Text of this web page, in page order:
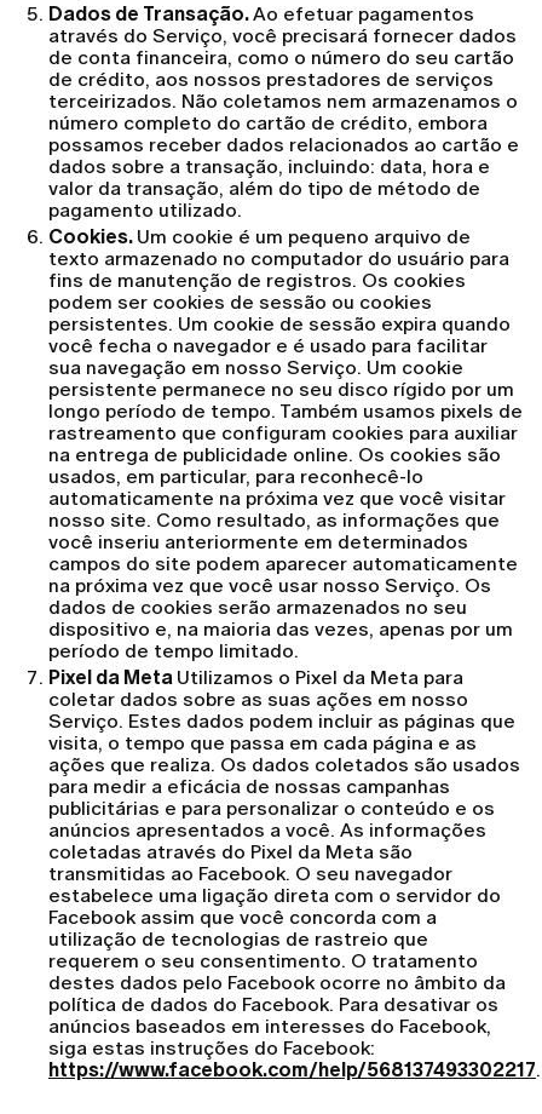
Dados de Transação.Ao efetuar pagamentos
através do Serviço, você precisará fornecer dados
de conta financeira, como o número do seu cartão
de crédito, aos nossos prestadores de serviços
terceirizados. Não coletamos nem armazenamos o
número completo do cartão de crédito, embora
possamos receber dados relacionados ao cartão e
dados sobre a transação, incluindo: data, hora e
valor da transação, além do tipo de método de
pagamento utilizado.
Cookies. Um cookie é um pequeno arquivo de
texto armazenado no computador do usuário para
fins de manutenção de registros. Os cookies
podem ser cookies de sessão ou cookies
persistentes. Um cookie de sessão expira quando
você fecha o navegador e é usado para facilitar
sua navegação em nosso Serviço. Um cookie
persistente permanece no seu disco rígido por um
longo período de tempo. Também usamos pixels de
rastreamento que configuram cookies para auxiliar
na entrega de publicidade online. Os cookies são
usados, em particular, para reconhecê-lo
automaticamente na próxima vez que você visitar
nosso site. Como resultado, as informações que
você inseriu anteriormente em determinados
campos do site podem aparecer automaticamente
na próxima vez que você usar nosso Serviço. Os
dados de cookies serão armazenados no seu
dispositivo e, na maioria das vezes, apenas por um
período de tempo limitado.
Pixel da Meta Utilizamos o Pixel da Meta para
coletar dados sobre as suas ações em nosso
Serviço. Estes dados podem incluir as páginas que
visita, o tempo que passa em cada página e as
ações que realiza. Os dados coletados são usados
para medir a eficácia de nossas campanhas
publicitárias e para personalizar o conteúdo e os
anúncios apresentados a você. As informações
coletadas através do Pixel da Meta são
transmitidas ao Facebook. O seu navegador
estabelece uma ligação direta com o servidor do
Facebook assim que você concorda com a
utilização de tecnologias de rastreio que
requerem o seu consentimento. O tratamento
destes dados pelo Facebook ocorre no âmbito da
política de dados do Facebook. Para desativar os
anúncios baseados em interesses do Facebook,
siga estas instruções do Facebook:
https://www.facebook.com/help/568137493302217.